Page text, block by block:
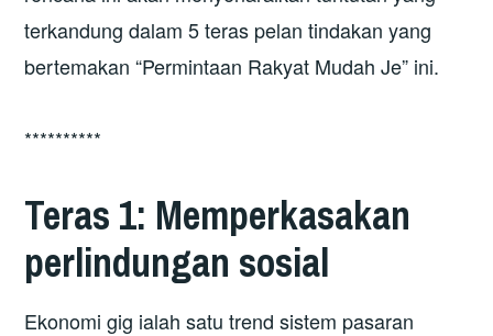
terkandung dalam 5 teras pelan tindakan yang
bertemakan “Permintaan Rakyat Mudah Je” ini.
**********
Teras 1: Memperkasakan
perlindungan sosial
Ekonomi gig ialah satu trend sistem pasaran